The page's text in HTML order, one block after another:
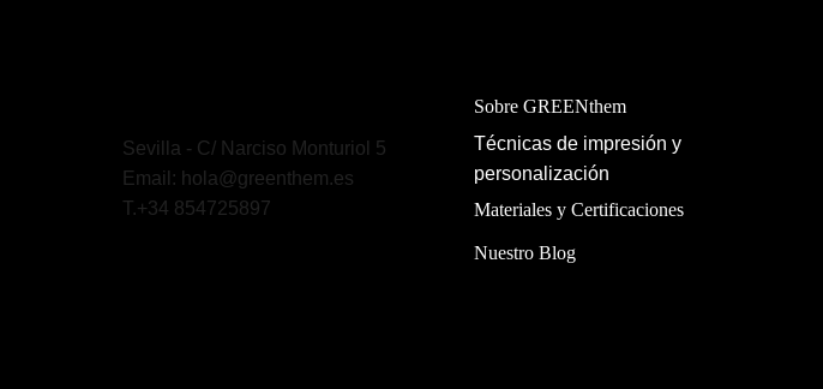
Sevilla - C/ Narciso Monturiol 5
Email: hola@greenthem.es
T.+34 854725897
Sobre GREENthem
Técnicas de impresión y
personalización
Materiales y Certificaciones
Nuestro Blog